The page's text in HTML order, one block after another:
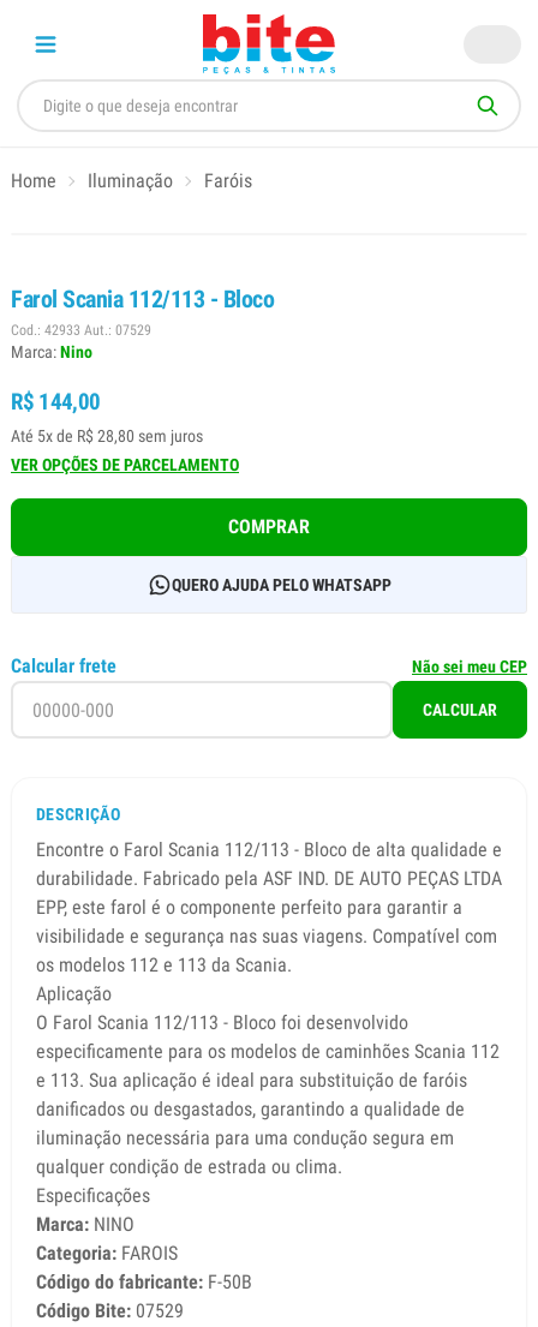
Home Iluminação Faróis
Farol Scania 112/113 - Bloco
Cod.: 42933 Aut.: 07529
Marca:Nino
R$ 144,00
Até 5x de R$ 28,80 sem juros
VER OPÇÕES DE PARCELAMENTO
COMPRAR
QUERO AJUDA PELO WHATSAPP
Calcular frete Não sei meu CEP
CALCULAR
DESCRIÇÃO
Encontre o Farol Scania 112/113 - Bloco de alta qualidade e
durabilidade. Fabricado pela ASF IND. DE AUTO PEÇAS LTDA
EPP, este farol é o componente perfeito para garantir a
visibilidade e segurança nas suas viagens. Compatível com
os modelos 112 e 113 da Scania.
Aplicação
O Farol Scania 112/113 - Bloco foi desenvolvido
especificamente para os modelos de caminhões Scania 112
e 113. Sua aplicação é ideal para substituição de faróis
danificados ou desgastados, garantindo a qualidade de
iluminação necessária para uma condução segura em
qualquer condição de estrada ou clima.
Especificações
Marca: NINO
Categoria: FAROIS
Código do fabricante: F-50B
Código Bite: 07529